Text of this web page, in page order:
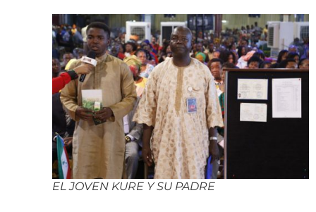
EL JOVEN KURE Y SU PADRE